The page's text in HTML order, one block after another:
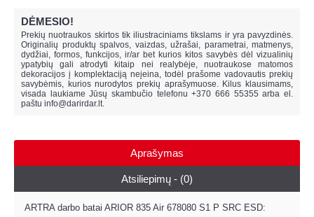
DĖMESIO!
Prekių nuotraukos skirtos tik iliustraciniams tikslams ir yra pavyzdinės.
Originalių produktų spalvos, vaizdas, užrašai, parametrai, matmenys,
dydžiai, formos, funkcijos, ir/ar bet kurios kitos savybės dėl vizualinių
ypatybių gali atrodyti kitaip nei realybėje, nuotraukose matomos
dekoracijos į komplektaciją neįeina, todėl prašome vadovautis prekių
savybėmis, kurios nurodytos prekių aprašymuose. Kilus klausimams,
visada laukiame Jūsų skambučio telefonu +370 666 55355 arba el.
paštu info@darirdar.lt.
Aprašymas
Atsiliepimų - (0)
ARTRA darbo batai ARIOR 835 Air 678080 S1 P SRC ESD: